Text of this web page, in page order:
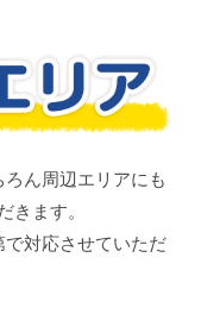
ん周辺エリアにも
きます。
対応させていただ